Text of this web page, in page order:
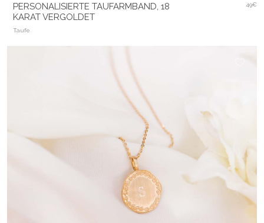
PERSONALISIERTE TAUFARMBAND, 18
KARAT VERGOLDET
Taufe
49€